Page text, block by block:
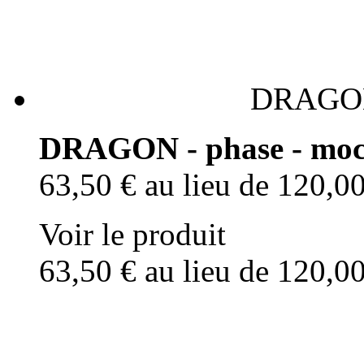
DRAGON - phase -
63,50 € au lieu de
Voir le produit
63,50 € au lieu de